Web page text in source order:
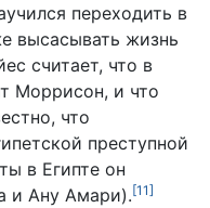
переходить в
высасывать жизнь
считает, что в
Моррисон, и что
что
преступной
в Египте он
и Ану Амари).[11]